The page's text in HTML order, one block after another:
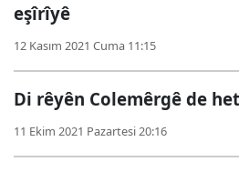
eşîrîyê
12 Kasım 2021 Cuma 11:15
Di rêyên Colemêrgê de
11 Ekim 2021 Pazartesi 20:16